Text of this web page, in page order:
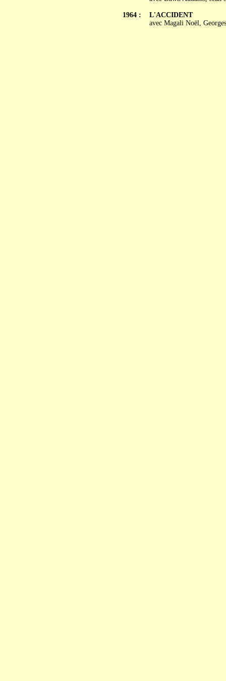
1964 :
L'ACCIDENT
avec Magali Noël,